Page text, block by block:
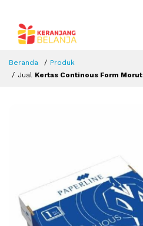
Beranda
Produk
Jual Kertas Continous Form Morut